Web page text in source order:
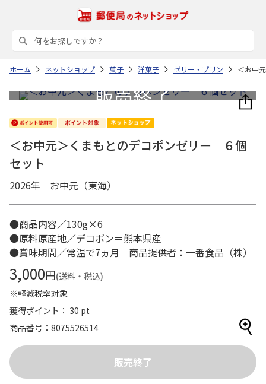
ホーム ネットショップ 菓子 洋菓子 ゼリー・プリン ＜お中
＜お中元＞くまもとのデコポンゼリー ６個
セット
2026年 お中元（東海）
●商品内容／130g×6
●原料原産地／デコポン＝熊本県産
●賞味期間／常温で7ヵ月 商品提供者：一番食品（株）
3,000円(送料・税込)
※軽減税率対象
獲得ポイント： 30 pt
商品番号
8075526514